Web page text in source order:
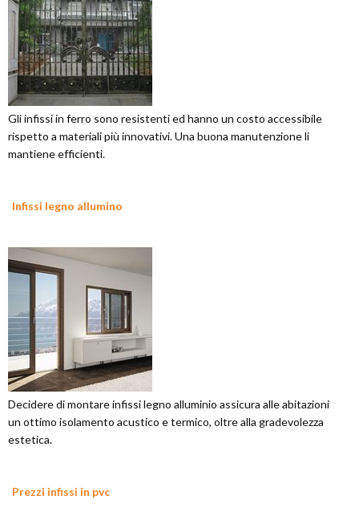
Gli infissi in ferro sono resistenti ed hanno un costo accessibile
rispetto a materiali più innovativi. Una buona manutenzione li
mantiene efficienti.
Infissi legno allumino
Decidere di montare infissi legno alluminio assicura alle abitazioni
un ottimo isolamento acustico e termico, oltre alla gradevolezza
estetica.
Prezzi infissi in pvc